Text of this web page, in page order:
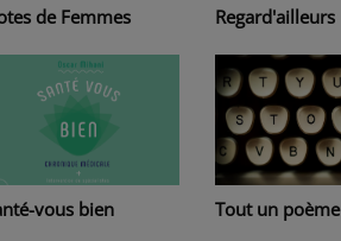
de Femmes
vous bien
Regard'ailleurs
Tout un poème